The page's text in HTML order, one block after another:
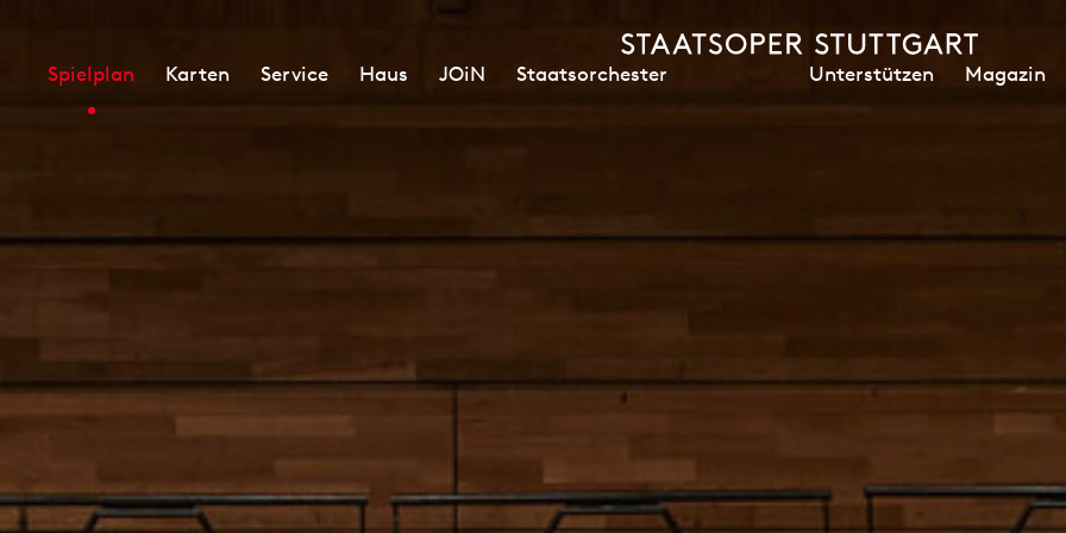
Spielplan Karten Service Haus JOiN Staatsorchester Unterstützen Magazin